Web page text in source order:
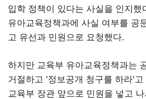
입학 정책이 있다는 사실을 인지했
유아교육정책과에 사실 여부를 공
고 유선과 민원으로 요청했다.
하지만 교육부 유아교육정책과는
거절하고 '정보공개 청구를 하라'
교육부 장관 앞으로 민원을 넣고